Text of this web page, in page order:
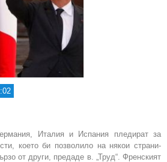
Италия и Испания пледират за
което би позволило на някои страни-
от други, предаде в. „Труд“. Френският